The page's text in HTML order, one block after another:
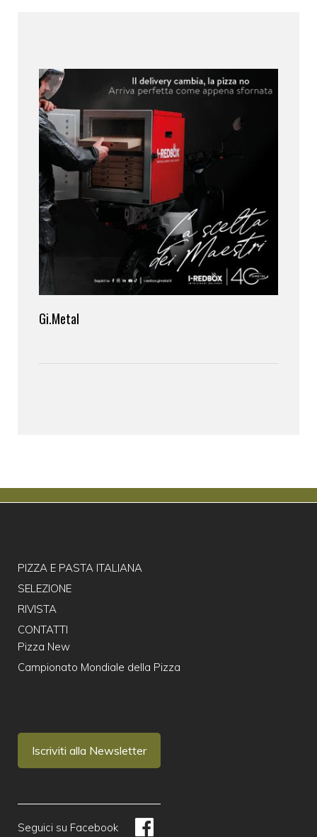
Gi.Metal
PIZZA E PASTA ITALIANA
SELEZIONE
RIVISTA
CONTATTI
Pizza New
Campionato Mondiale della Pizza
Iscriviti alla Newsletter
Seguici su Facebook